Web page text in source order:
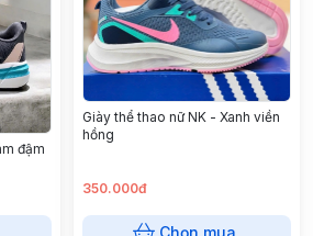
đậm
Giày thể thao nữ NK - Xanh viền
hồng
350.000đ